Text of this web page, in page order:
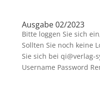
Ausgabe 02/2023
Bitte loggen Sie sich
Sollten Sie noch keine
Sie sich bei qi@verlag-
Username Password